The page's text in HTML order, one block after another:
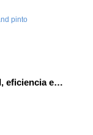
pinto-
Sostenibilidad ambiental, eficiencia energética y sistemas de producción inteligente para la industria 4.0